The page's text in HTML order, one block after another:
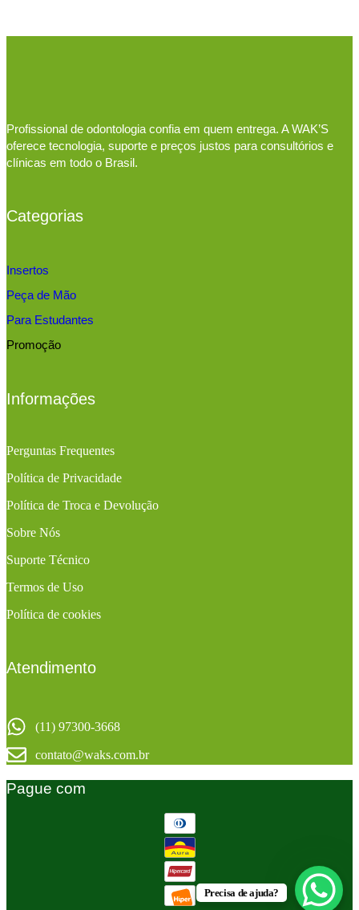
R$ 5.350,00.R$
Profissional de odontologia confia em quem entrega. A WAK’S
oferece tecnologia, suporte e preços justos para consultórios e
clínicas em todo o Brasil.
Categorias
Insertos
Peça de Mão
Para Estudantes
Promoção
Informações
Perguntas Frequentes
Política de Privacidade
Política de Troca e Devolução
Sobre Nós
Suporte Técnico
Termos de Uso
Política de cookies
Atendimento
(11) 97300-3668
contato@waks.com.br
Pague com
Precisa de ajuda?